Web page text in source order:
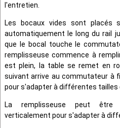
l'entretien.
Les bocaux vides sont placés
automatiquement le long du rail
que le bocal touche le
remplisseuse commence à
est plein, la table se remet en
suivant arrive au commutateur à
pour s'adapter à différentes tailles
La remplisseuse peut être
verticalement pour s'adapter à